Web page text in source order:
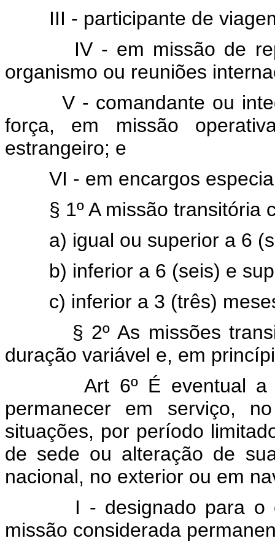
III - participante de
IV - em missão de
organismo ou reuniões
V - comandante ou
força, em missão
estrangeiro; e
VI - em encargos
§ 1º A missão transitória
a) igual ou superior a 6
b) inferior a 6 (seis) e
c) inferior a 3 (três)
§ 2º As missões
duração variável e, em
Art 6º É eventual
permanecer em serviço,
situações, por período
de sede ou alteração de
nacional, no exterior ou em
I - designado para o
missão considerada